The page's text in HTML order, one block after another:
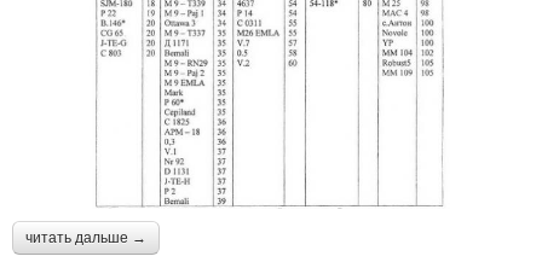
читать дальше →